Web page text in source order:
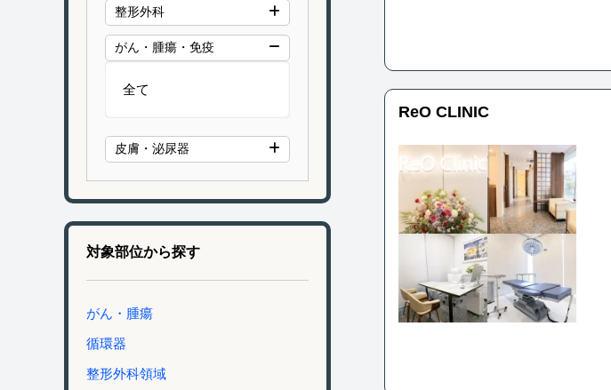
整形外科
がん・腫瘍・免疫
全て
皮膚・泌尿器
対象部位から探す
がん・腫瘍
循環器
整形外科領域
ReO CLINIC